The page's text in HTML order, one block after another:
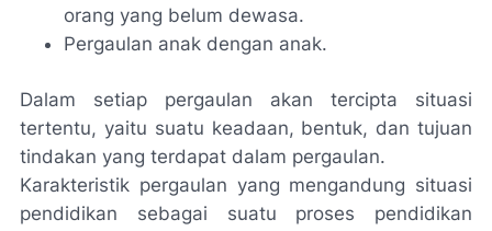
orang yang belum dewasa.
Pergaulan anak dengan anak.
Dalam setiap pergaulan akan tercipta situasi
tertentu, yaitu suatu keadaan, bentuk, dan tujuan
tindakan yang terdapat dalam pergaulan.
Karakteristik pergaulan yang mengandung situasi
pendidikan sebagai suatu proses pendidikan